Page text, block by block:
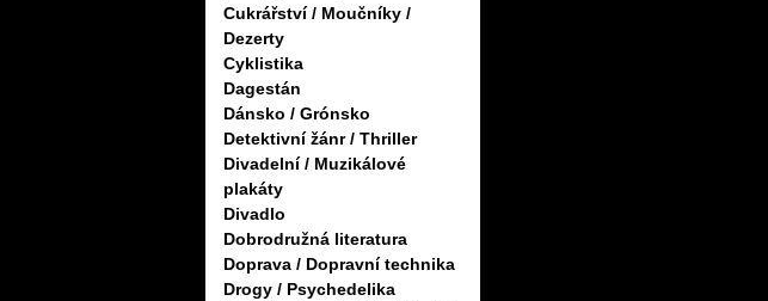
Cukrářství / Moučníky /
Dezerty
Cyklistika
Dagestán
Dánsko / Grónsko
Detektivní žánr / Thriller
Divadelní / Muzikálové
plakáty
Divadlo
Dobrodružná literatura
Doprava / Dopravní technika
Drogy / Psychedelika